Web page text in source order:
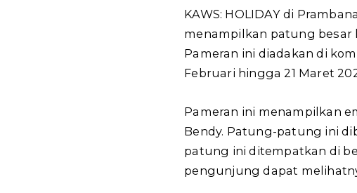
KAWS: HOLIDAY di
menampilkan patung besar
Pameran ini diadakan di
Februari hingga 21 Maret
Pameran ini menampilkan
Bendy. Patung-patung ini
patung ini ditempatkan di
pengunjung dapat